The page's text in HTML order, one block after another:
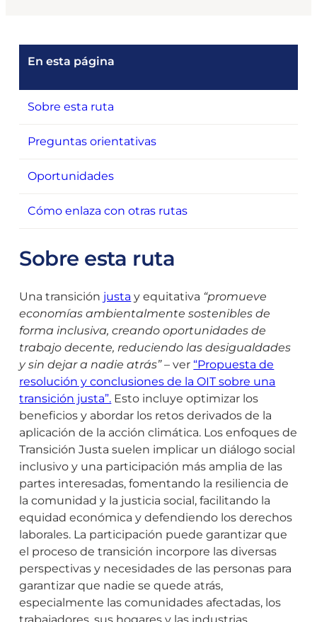
En esta página
Sobre esta ruta
Preguntas orientativas
Oportunidades
Cómo enlaza con otras rutas
Sobre esta ruta
Una transición justa y equitativa “promueve
economías ambientalmente sostenibles de
forma inclusiva, creando oportunidades de
trabajo decente, reduciendo las desigualdades
y sin dejar a nadie atrás”– ver “Propuesta de
resolución y conclusiones de la OIT sobre una
transición justa”. Esto incluye optimizar los
beneficios y abordar los retos derivados de la
aplicación de la acción climática. Los enfoques de
Transición Justa suelen implicar un diálogo social
inclusivo y una participación más amplia de las
partes interesadas, fomentando la resiliencia de
la comunidad y la justicia social, facilitando la
equidad económica y defendiendo los derechos
laborales. La participación puede garantizar que
el proceso de transición incorpore las diversas
perspectivas y necesidades de las personas para
garantizar que nadie se quede atrás,
especialmente las comunidades afectadas, los